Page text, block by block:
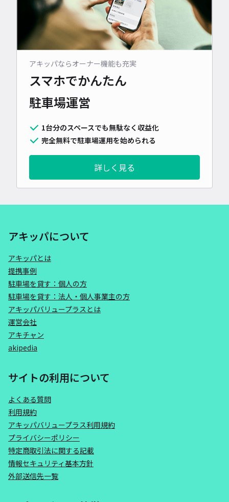
アキッパならオーナー機能も充実
スマホでかんたん
駐車場運営
1台分のスペースでも無駄なく収益化
完全無料で駐車場運用を始められる
詳しく見る
アキッパについて
アキッパとは
提携事例
駐車場を貸す：個人の方
駐車場を貸す：法人・個人事業主の方
アキッパバリュープラスとは
運営会社
アキチャン
akipedia
サイトの利用について
よくある質問
利用規約
アキッパバリュープラス利用規約
プライバシーポリシー
特定商取引法に関する記載
情報セキュリティ基本方針
外部送信先一覧